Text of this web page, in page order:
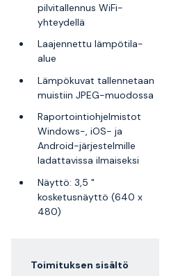
pilvitallennus WiFi-
yhteydellä
Laajennettu lämpötila-
alue
Lämpökuvat tallennetaan
muistiin JPEG-muodossa
Raportointiohjelmistot
Windows-, iOS- ja
Android-järjestelmille
ladattavissa ilmaiseksi
Näyttö: 3,5 "
kosketusnäyttö (640 x
480)
Toimituksen sisältö